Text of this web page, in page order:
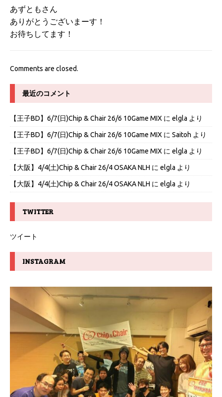
あずともさん
ありがとうございまーす！
お待ちしてます！
Comments are closed.
最近のコメント
【王子BD】6/7(日)Chip & Chair 26/6 10Game MIX に elgla より
【王子BD】6/7(日)Chip & Chair 26/6 10Game MIX に Saitoh より
【王子BD】6/7(日)Chip & Chair 26/6 10Game MIX に elgla より
【大阪】4/4(土)Chip & Chair 26/4 OSAKA NLH に elgla より
【大阪】4/4(土)Chip & Chair 26/4 OSAKA NLH に elgla より
TWITTER
ツイート
INSTAGRAM